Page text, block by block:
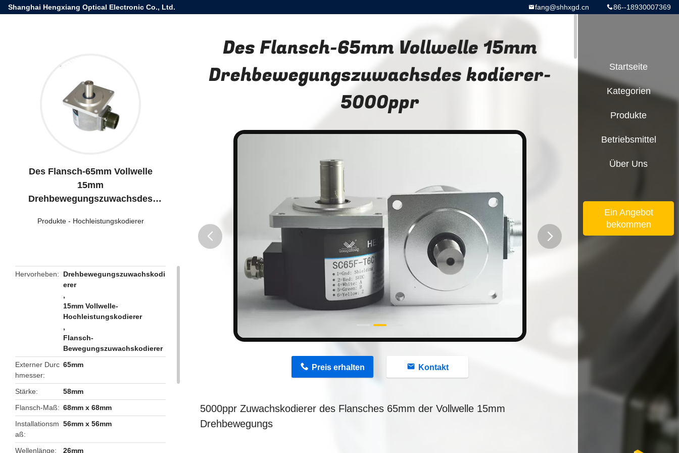
Shanghai Hengxiang Optical Electronic Co., Ltd. 86--18930007369
fang@shhxgd.cn
Des Flansch-65mm Vollwelle
15mm
Drehbewegungszuwachsdes
Produkte- Hochleistungskodierer
Hervorheben
Drehbewegungszuwachskodi
erer
,
15mm Vollwelle-
Hochleistungskodierer
,
Flansch-
Bewegungszuwachskodierer
Externer Durc
hmesser
65mm
Stärke
58mm
Flansch-Maß
68mm x 68mm
Installationsm
aß
56mm x 56mm
Wellenlänge 26mm
Des Flansch-65mm Vollwelle 15mm
Drehbewegungszuwachsdes kodierer-
5000ppr
Preis erhalten Kontakt
5000ppr Zuwachskodierer des Flansches 65mm der Vollwelle 15mm
Drehbewegungs
Startseite
Kategorien
Produkte
Betriebsmittel
Über Uns
Ein Angebot
bekommen